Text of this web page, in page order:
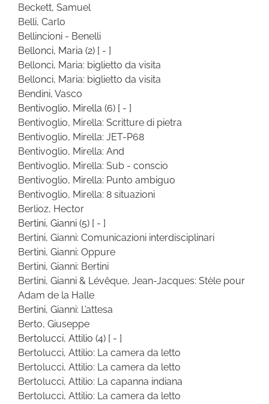
Beckett, Samuel
Belli, Carlo
Bellincioni - Benelli
Bellonci, Maria (2) [ - ]
Bellonci, Maria: biglietto da visita
Bellonci, Maria: biglietto da visita
Bendini, Vasco
Bentivoglio, Mirella (6) [ - ]
Bentivoglio, Mirella: Scritture di pietra
Bentivoglio, Mirella: JET-P68
Bentivoglio, Mirella: And
Bentivoglio, Mirella: Sub - conscio
Bentivoglio, Mirella: Punto ambiguo
Bentivoglio, Mirella: 8 situazioni
Berlioz, Hector
Bertini, Gianni (5) [ - ]
Bertini, Gianni: Comunicazioni interdisciplinari
Bertini, Gianni: Oppure
Bertini, Gianni: Bertini
Bertini, Gianni & Lévêque, Jean-Jacques: Stèle pour
Adam de la Halle
Bertini, Gianni: L’attesa
Berto, Giuseppe
Bertolucci, Attilio (4) [ - ]
Bertolucci, Attilio: La camera da letto
Bertolucci, Attilio: La camera da letto
Bertolucci, Attilio: La capanna indiana
Bertolucci, Attilio: La camera da letto